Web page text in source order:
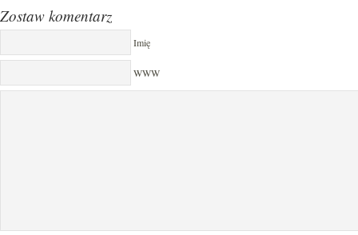
Zostaw komentarz
Imię
WWW